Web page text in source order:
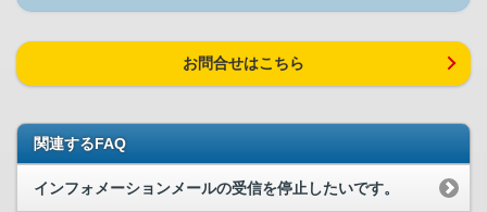
お問合せはこちら
関連するFAQ
インフォメーションメールの受信を停止したいです。